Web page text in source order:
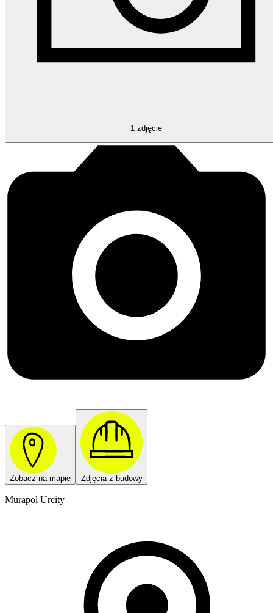
1 zdjęcie
Zobacz na mapie Zdjęcia z budowy
Murapol Urcity